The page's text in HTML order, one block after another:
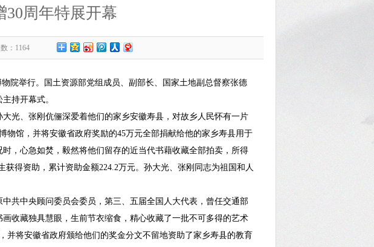
30周年特展开幕
：1164
举行。国土资源部党组成员、副部长、国家土地副总督察张德
持开幕式。
、张刚伉俪深爱着他们的家乡安徽寿县，对故乡人民怀有一片
物馆，并将安徽省政府奖励的45万元全部捐献给他的家乡寿县用于
，心急如焚，毅然将他们留存的近当代书藉收藏全部拍卖，所得
得资助，累计资助金额224.2万元。孙大光、张刚同志为祖国和人
共中央顾问委员会委员，第三、五届全国人大代表，曾任交通部
收藏独具慧眼，生前节衣缩食，精心收藏了一批不可多得的艺术
并将安徽省政府颁给他们的奖金分文不留地资助了家乡寿县的教育